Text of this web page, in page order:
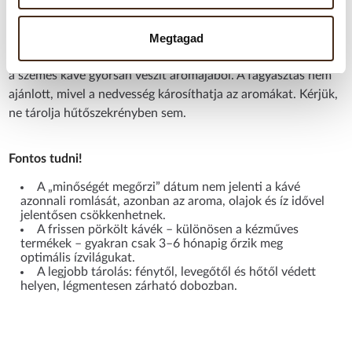
Megtagad
A kávét hűvös, száraz, fénytől védett helyen, légmentesen
zárható tárolóban ajánlott tartani.
Felbontás után javasolt 2–4 héten belül elfogyasztani, mivel
a szemes kávé gyorsan veszít aromájából. A fagyasztás nem
ajánlott, mivel a nedvesség károsíthatja az aromákat. Kérjük,
ne tárolja hűtőszekrényben sem.
Fontos tudni!
A „minőségét megőrzi” dátum nem jelenti a kávé
azonnali romlását, azonban az aroma, olajok és íz idővel
jelentősen csökkenhetnek.
A frissen pörkölt kávék – különösen a kézműves
termékek – gyakran csak 3–6 hónapig őrzik meg
optimális ízvilágukat.
A legjobb tárolás: fénytől, levegőtől és hőtől védett
helyen, légmentesen zárható dobozban.